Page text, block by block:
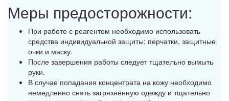
Меры предосторожности:
При работе с реагентом необходимо использовать
средства индивидуальной защиты: перчатки, защитные
очки и маску.
После завершения работы следует тщательно вымыть
руки.
В случае попадания концентрата на кожу необходимо
немедленно снять загрязнённую одежду и тщательно